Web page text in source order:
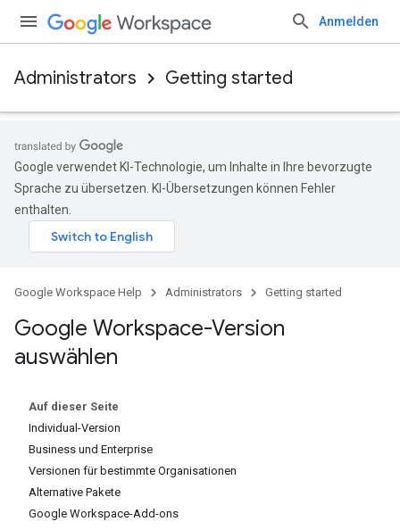
Anmelden
Administrators Getting started
Google verwendet KI-Technologie, um Inhalte in Ihre bevorzugte
Sprache zu übersetzen. KI-Übersetzungen können Fehler
enthalten.
Google Workspace Help Administrators Getting started
Google Workspace-Version
auswählen
Auf dieser Seite
Individual-Version
Business und Enterprise
Versionen für bestimmte Organisationen
Alternative Pakete
Google Workspace-Add-ons